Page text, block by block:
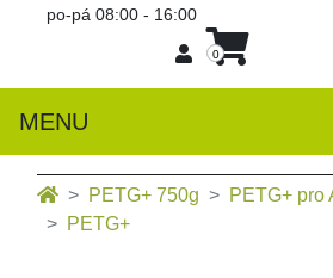
po-pá 08:00 - 16:00
0
MENU
PETG+ 750g
PETG+ pro
PETG+